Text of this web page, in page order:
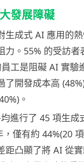
發展障礙
生成式 AI 應用的
力。55% 的受訪者
工是阻礙 AI 實驗
了開發成本高
。
進行了 45 項生成
僅有約 44%(20
距凸顯了將 AI 從